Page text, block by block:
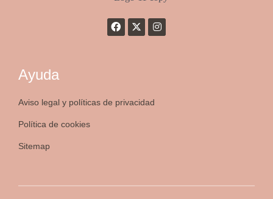
Ayuda
Aviso legal y políticas de privacidad
Política de cookies
Sitemap